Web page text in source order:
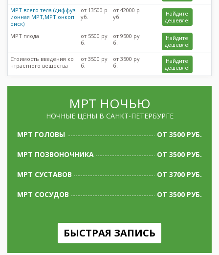
МРТ всего тела (диффуз
ионная МРТ,МРТ онкоп
оиск)
от 13500 р
уб.
от 42000 р
уб.
Найдите
дешевле!
МРТ плода
от 5500 ру
б.
от 9500 ру
б.
Найдите
дешевле!
Стоимость введения ко
нтрастного вещества
от 3500 ру
б.
от 3500 ру
б.
Найдите
дешевле!
МРТ НОЧЬЮ
НОЧНЫЕ ЦЕНЫ В САНКТ-ПЕТЕРБУРГЕ
МРТ ГОЛОВЫ
ОТ 3500 РУБ.
МРТ ПОЗВОНОЧНИКА ОТ 3500 РУБ.
МРТ СУСТАВОВ ОТ 3700 РУБ.
МРТ СОСУДОВ ОТ 3500 РУБ.
БЫСТРАЯ ЗАПИСЬ